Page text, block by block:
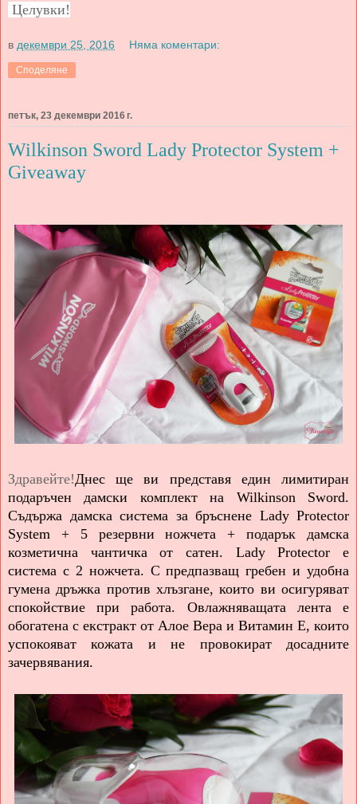
Целувки!
в декември 25, 2016 Няма коментари:
Споделяне
петък, 23 декември 2016 г.
Wilkinson Sword Lady Protector System +
Giveaway
Здравейте! Днес ще ви представя един лимитиран
подаръчен дамски комплект на Wilkinson Sword.
Съдържа дамска система за бръснене Lady Protector
System + 5 резервни ножчета + подарък дамска
козметична чантичка от сатен. Lady Protector е
система с 2 ножчета. С предпазващ гребен и удобна
гумена дръжка против хлъзгане, които ви осигуряват
спокойствие при работа. Овлажняващата лента е
обогатена с екстракт от Алое Вера и Витамин Е, които
успокояват кожата и не провокират досадните
зачервявания.